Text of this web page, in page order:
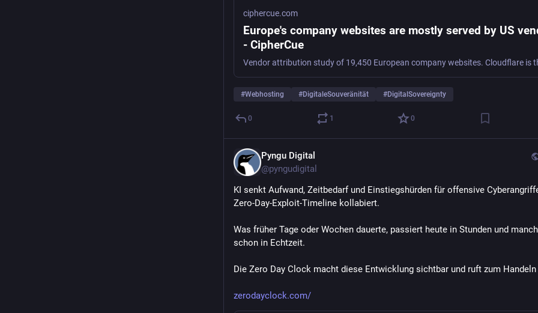
ciphercue.com
Europe's company websites are mostly served by US
- CipherCue
#Webhosting #DigitaleSouveränität #DigitalSovereignty
0 1 0
Pyngu Digital
@pyngudigital
KI senkt Aufwand, Zeitbedarf und Einstiegshürden für offensive
Zero-Day-Exploit‑Timeline kollabiert.
Was früher Tage oder Wochen dauerte, passiert heute in Stunden und
schon in Echtzeit.
Die Zero Day Clock macht diese Entwicklung sichtbar und ruft zum
zerodayclock.com/